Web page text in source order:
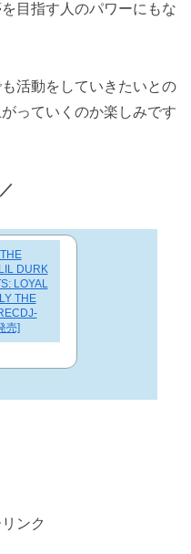
目指す人のパワーにもな
活動をしていきたいとの
っていくのか楽しみです
DURK
LOYAL
THE
売]
ンク